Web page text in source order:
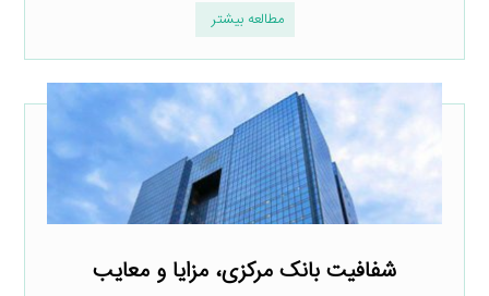
مطالعه بیشتر
شفافیت بانک مرکزی، مزایا و معایب